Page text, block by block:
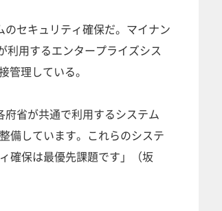
セキュリティ確保だ。マイナン
利用するエンタープライズシス
管理している。
省が共通で利用するシステム
備しています。これらのシステ
確保は最優先課題です」（坂